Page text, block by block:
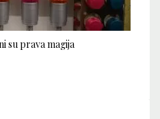
su prava magija